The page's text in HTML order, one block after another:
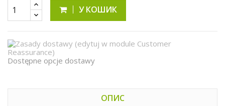
У КОШИК
Dostępne opcje dostawy
ОПИС